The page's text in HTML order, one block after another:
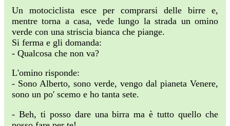
Un motociclista esce per comprarsi delle birre e,
mentre torna a casa, vede lungo la strada un omino
verde con una striscia bianca che piange.
Si ferma e gli domanda:
- Qualcosa che non va?
L'omino risponde:
- Sono Alberto, sono verde, vengo dal pianeta Venere,
sono un po' scemo e ho tanta sete.
- Beh, ti posso dare una birra ma è tutto quello che